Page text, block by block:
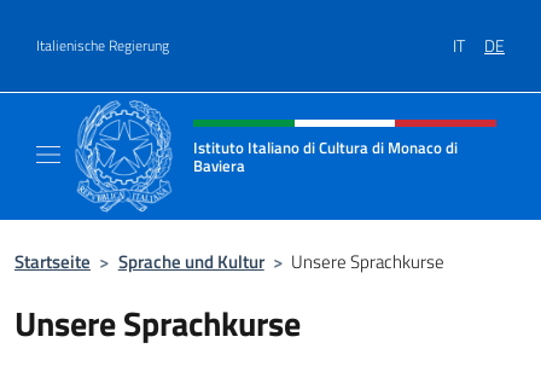
Italienische Regierung IT DE
Header-Site, Social und Menü
Istituto Italiano di Cultura di Monaco di
Baviera
Startseite > Sprache und Kultur > Unsere Sprachkurse
Unsere Sprachkurse